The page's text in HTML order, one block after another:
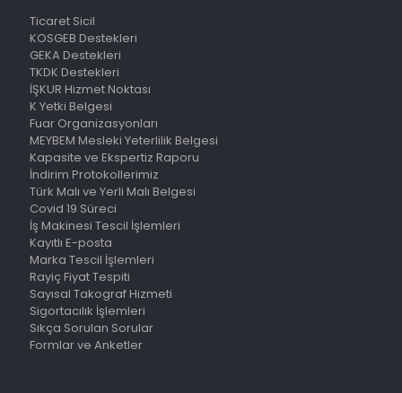
Ticaret Sicil
KOSGEB Destekleri
GEKA Destekleri
TKDK Destekleri
İŞKUR Hizmet Noktası
K Yetki Belgesi
Fuar Organizasyonları
MEYBEM Mesleki Yeterlilik Belgesi
Kapasite ve Ekspertiz Raporu
İndirim Protokollerimiz
Türk Malı ve Yerli Malı Belgesi
Covid 19 Süreci
İş Makinesi Tescil İşlemleri
Kayıtlı E-posta
Marka Tescil İşlemleri
Rayiç Fiyat Tespiti
Sayısal Takograf Hizmeti
Sigortacılık İşlemleri
Sıkça Sorulan Sorular
Formlar ve Anketler